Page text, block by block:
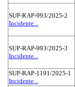
SUP-RAP-993/2025-2
Incidente...
SUP-RAP-993/2025-3
Incidente...
SUP-RAP-1191/2025-1
Incidente...